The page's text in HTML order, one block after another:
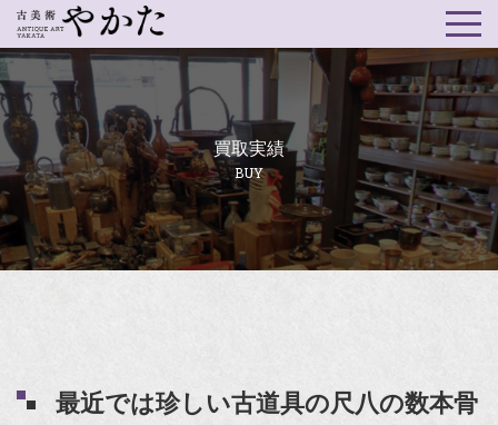
買取実績
BUY
最近では珍しい古道具の尺八の数本骨